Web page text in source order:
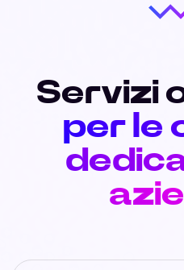
Servizi
per le